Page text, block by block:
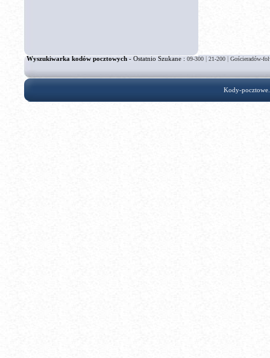
Wyszukiwarka kodów pocztowych- Ostatnio Szukane :09-300 | 21-200 | Gościeradów-
Kody-